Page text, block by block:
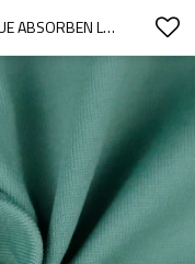
TEJIDOS DEPORTIVOS, TEJIDOS QUE ABSORBEN LA HUMEDAD, TEJIDOS ELÁSTICOS TIPO ALGODÓN